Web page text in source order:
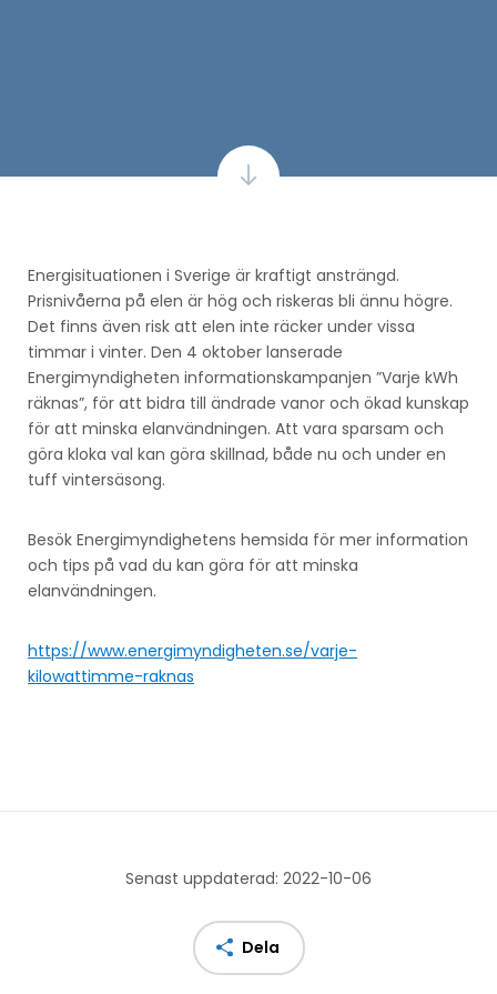
Energisituationen i Sverige är kraftigt ansträngd.
Prisnivåerna på elen är hög och riskeras bli ännu högre.
Det finns även risk att elen inte räcker under vissa
timmar i vinter. Den 4 oktober lanserade
Energimyndigheten informationskampanjen ”Varje kWh
räknas”, för att bidra till ändrade vanor och ökad kunskap
för att minska elanvändningen. Att vara sparsam och
göra kloka val kan göra skillnad, både nu och under en
tuff vintersäsong.
Besök Energimyndighetens hemsida för mer information
och tips på vad du kan göra för att minska
elanvändningen.
https://www.energimyndigheten.se/varje-
kilowattimme-raknas
Senast uppdaterad: 2022-10-06
Dela